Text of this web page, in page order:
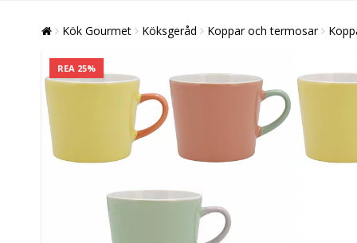
Kök Gourmet Köksgeråd Koppar och termosar
REA 25%